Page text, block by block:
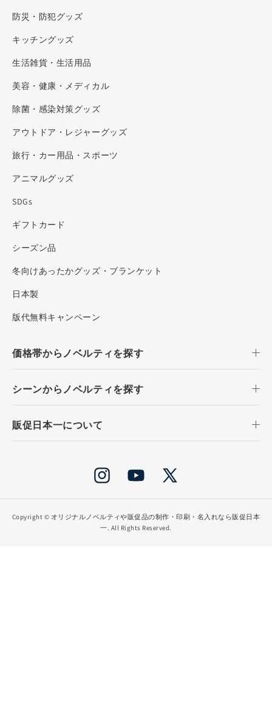
防災・防犯グッズ
キッチングッズ
生活雑貨・生活用品
美容・健康・メディカル
除菌・感染対策グッズ
アウトドア・レジャーグッズ
旅行・カー用品・スポーツ
アニマルグッズ
SDGs
ギフトカード
シーズン品
冬向けあったかグッズ・ブランケット
日本製
版代無料キャンペーン
価格帯からノベルティを探す
シーンからノベルティを探す
販促日本一について
InstagramYouTube
X
(Twitter)
Copyright © オリジナルノベルティや販促品の制作・印刷・名入れなら販促日本
一. All Rights Reserved.